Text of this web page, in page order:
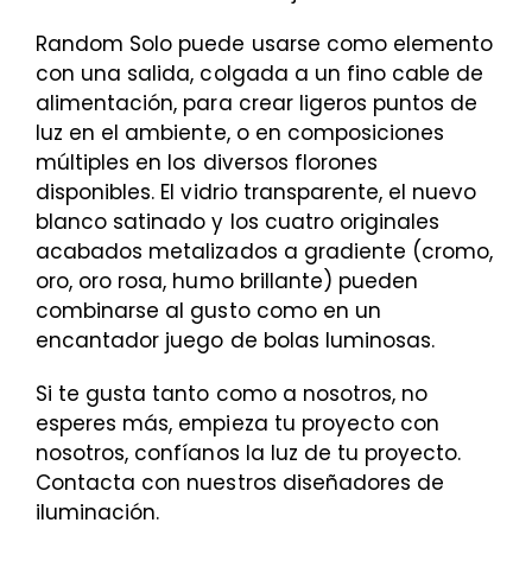
Random Solo puede usarse como elemento
con una salida, colgada a un fino cable de
alimentación, para crear ligeros puntos de
luz en el ambiente, o en composiciones
múltiples en los diversos florones
disponibles. El vidrio transparente, el nuevo
blanco satinado y los cuatro originales
acabados metalizados a gradiente (cromo,
oro, oro rosa, humo brillante) pueden
combinarse al gusto como en un
encantador juego de bolas luminosas.
Si te gusta tanto como a nosotros, no
esperes más, empieza tu proyecto con
nosotros, confíanos la luz de tu proyecto.
Contacta con nuestros diseñadores de
iluminación.